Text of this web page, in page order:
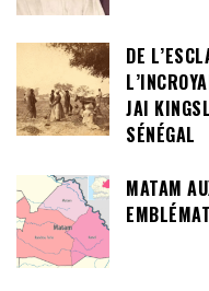
DE
JAI
SÉNÉGAL
MATAM